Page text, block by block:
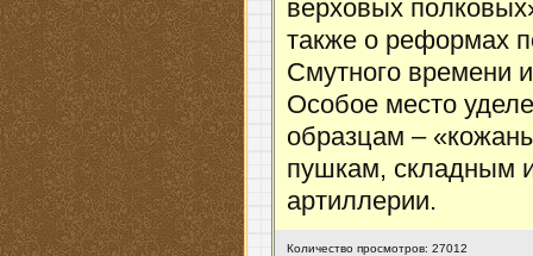
верховых
также о реформах
Смутного времени
Особое место
образцам –
пушкам, складным
артиллерии.
Количество просмотров: 27012